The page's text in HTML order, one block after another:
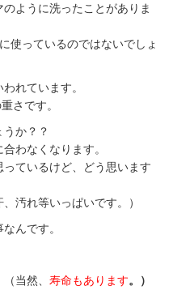
ように洗ったことがありま
使っているのではないでしょ
われています。
さです。
か？？
わなくなります。
ているけど、どう思います
汚れ等いっぱいです。）
んです。
当然、 寿命もあります。）